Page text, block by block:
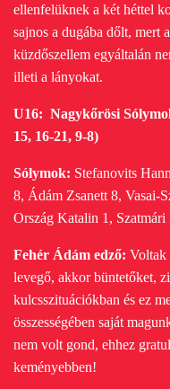
ellenfelüknek a két héttel
sajnos a dugába dőlt, mert
küzdőszellem egyáltalán
illeti a lányokat.
U16: Nagykőrösi
15, 16-21, 9-8)
Sólymok: Stefanovits
8, Ádám Zsanett 8, Vasai-
Ország Katalin 1,
Fehér Ádám edző: Voltak
levegő, akkor büntetőket,
kulcsszituációkban és ez
összességében saját
nem volt gond, ehhez
keményebben!